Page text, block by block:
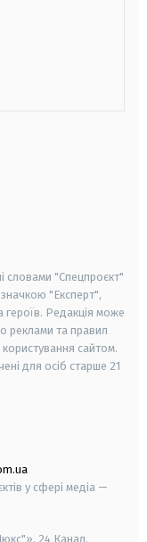
словами "Спецпроєкт"
"Експерт",
героїв. Редакція може
реклами та правил
сайтом.
для осіб старше 21
у сфері медіа —
24 Канал.